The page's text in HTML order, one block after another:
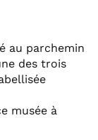
au parchemin
des trois
musée à